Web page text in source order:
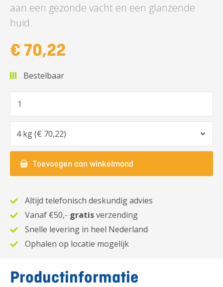
aan een gezonde vacht en een glanzende
huid.
€ 70,22
Bestelbaar
Toevoegen aan winkelmand
Altijd telefonisch deskundig advies
Vanaf €50,- gratisverzending
Snelle levering in heel Nederland
Ophalen op locatie mogelijk
Productinformatie